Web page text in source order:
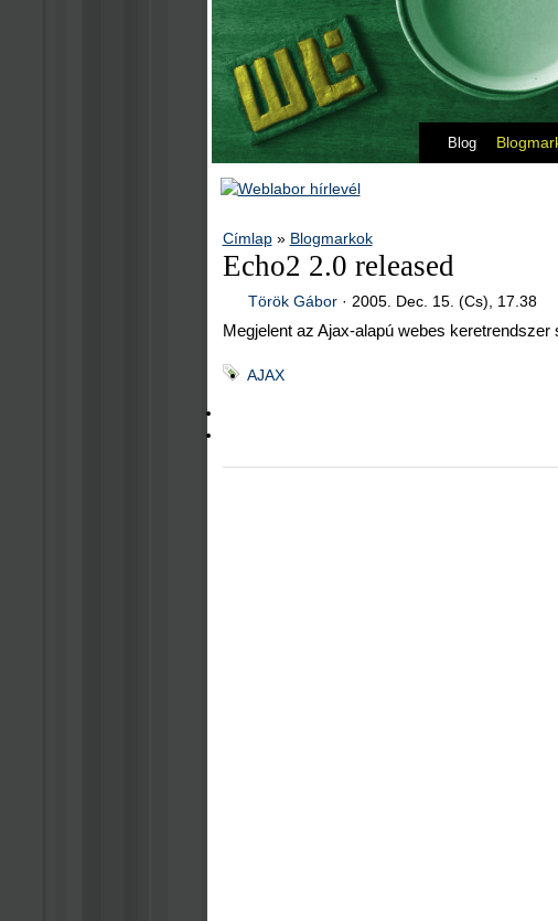
Blog
Címlap» Blogmarkok
Echo2 2.0 released
Török Gábor · 2005. Dec. 15. (Cs), 17.38
Megjelent az Ajax-alapú webes keretrendszer
AJAX